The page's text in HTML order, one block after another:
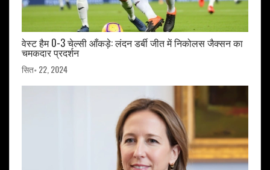
वेस्ट हैम 0-3 चेल्सी आँकड़े: लंदन डर्बी जीत में निकोलस जैक्सन का
चमकदार प्रदर्शन
सित॰ 22, 2024